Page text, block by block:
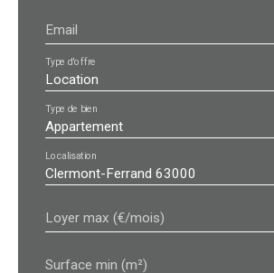
Email
Location
Type d'offre
Appartement
Type de bien
Clermont-Ferrand 63000
Localisation
Loyer max (€/mois)
Surface min (m²)